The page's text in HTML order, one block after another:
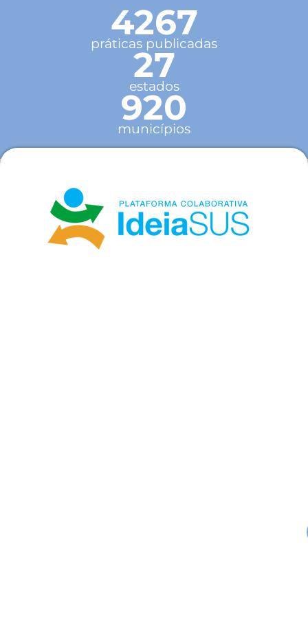
4267
práticas publicadas
27
estados
920
municípios